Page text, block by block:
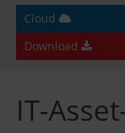
Cloud
Download
IT-